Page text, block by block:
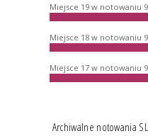
Miejsce 19 w notowaniu
Miejsce 18 w notowaniu
Miejsce 17 w notowaniu
Archiwalne notowania